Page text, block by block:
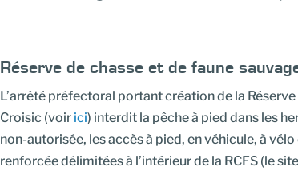
Réserve de chasse et de faune
L’arrêté préfectoral portant création de la
Croisic (voir ici) interdit la pêche à pied dans les
non-autorisée, les accès à pied, en véhicule, à
renforcée délimitées à l’intérieur de la RCFS (le